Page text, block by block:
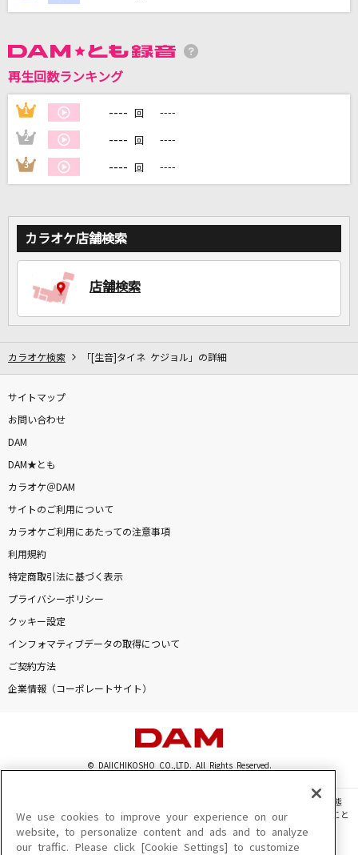
ReoNa
カラオケ最新情報をチェック！
DAMに会員登録・ログインして
再生回数ランキング
1 ---- 回 ----
2 ---- 回 ----
3 ---- 回 ----
カラオケ店舗検索
店舗検索
カラオケ検索 「[生音]タイネ ケジョル」の詳細
サイトマップ
お問い合わせ
DAM
DAM★とも
カラオケ＠DAM
サイトのご利用について
カラオケご利用にあたっての注意事項
利用規約
特定商取引法に基づく表示
プライバシーポリシー
クッキー設定
インフォマティブデータの取得について
ご契約方法
企業情報（コーポレートサイト）
© DAIICHIKOSHO CO.,LTD. All Rights Reserved.
このサイトに掲載されている一切の文章・画像・写真・動画・音声等を、手段や形態
を問わず、著作権法の定める範囲を超えて無断で複製、転載、ファイル化などすること
を禁じます。
楽曲及びコンテンツは、機種によりご利用いただけない場合があります。
We use cookies to improve your experience on our
website, to personalize content and ads and to analyze
our traffic. Please click [Cookie Settings] to customize